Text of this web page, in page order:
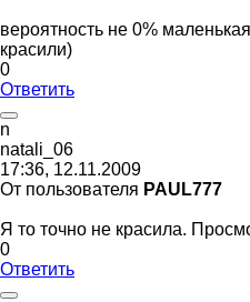
вероятность не 0%
красили)
0
Ответить
n
natali_06
17:36, 12.11.2009
От пользователя PAUL777
Я то точно не красила.
0
Ответить